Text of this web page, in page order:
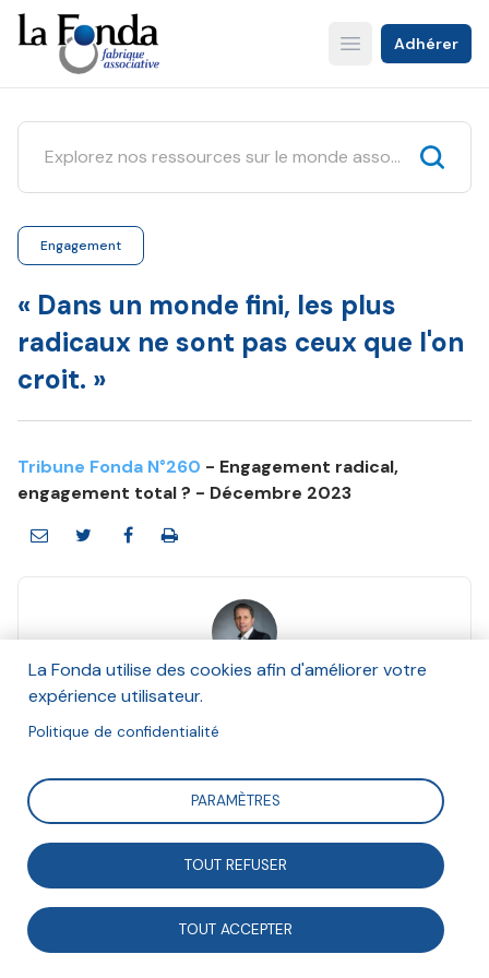
Aller
au
contenu
principal
Open main menu
Adhérer
Engagement
« Dans un monde fini, les plus
radicaux ne sont pas ceux que l'on
croit. »
Tribune Fonda N°260 - Engagement radical,
engagement total ? - Décembre 2023
Fabrice Bonnifet
Décembre 2023
Alors que de plus en plus de salariés s’interrogent sur
leurs possibilités d’action face à l’urgence climatique
et la préservation de la biodiversité, la question de la
radicalité ne s’arrête pas aux portes des bureaux.
La Fonda utilise des cookies afin d'améliorer votre
expérience utilisateur.
Politique de confidentialité
PARAMÈTRES
TOUT REFUSER
TOUT ACCEPTER